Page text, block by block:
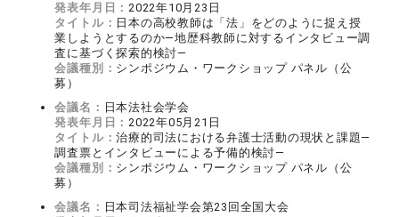
発表年月日：2022年10月23日
タイトル： 日本の高校教師は「法」をどのように捉え授
業しようとするのか―地歴科教師に対するインタビュー調
査に基づく探索的検討―
会議種別： シンポジウム・ワークショップ パネル（公
募）
会議名： 日本法社会学会
発表年月日：2022年05月21日
タイトル：治療的司法における弁護士活動の現状と課題―
調査票とインタビューによる予備的検討―
会議種別： シンポジウム・ワークショップ パネル（公
募）
会議名： 日本司法福祉学会第23回全国大会